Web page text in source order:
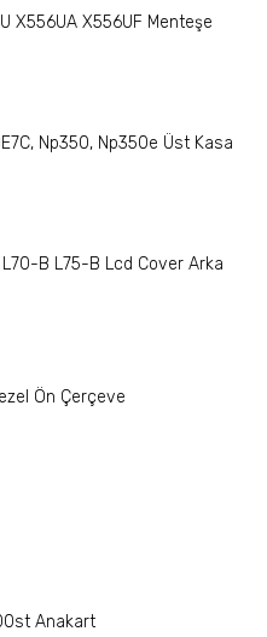
X556UA X556UF Menteşe
Np350, Np350e Üst Kasa
B L75-B Lcd Cover Arka
Ön Çerçeve
Anakart